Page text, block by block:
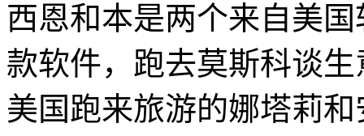
西恩和本是两个来自美
款软件，跑去莫斯科谈
美国跑来旅游的娜塔莉